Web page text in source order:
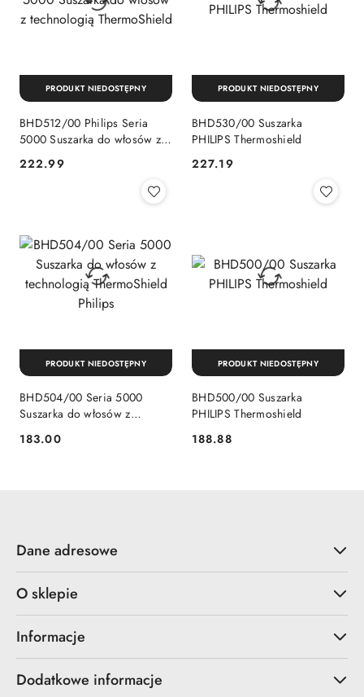
BHD512/00 Philips Seria
5000 Suszarka do włosów z
Cena:
222.99
PRODUKT NIEDOSTĘPNY
BHD530/00 Suszarka
PHILIPS Thermoshield
Cena:
227.19
PRODUKT NIEDOSTĘPNY
BHD504/00 Seria 5000
Suszarka do włosów z
Philips
Cena:
183.00
PRODUKT NIEDOSTĘPNY
BHD500/00 Suszarka
PHILIPS Thermoshield
Cena:
188.88
PRODUKT NIEDOSTĘPNY
Dane adresowe
O sklepie
Informacje
Dodatkowe informacje